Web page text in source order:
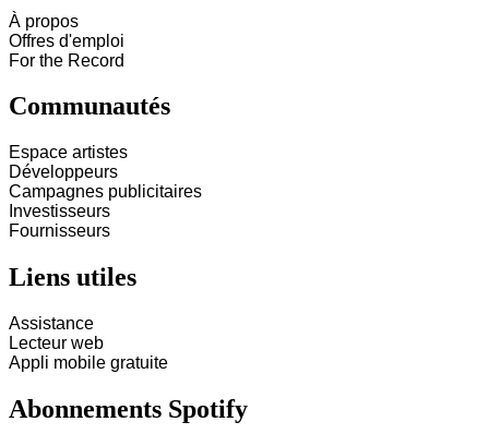
À propos
Offres d'emploi
For the Record
Communautés
Espace artistes
Développeurs
Campagnes publicitaires
Investisseurs
Fournisseurs
Liens utiles
Assistance
Lecteur web
Appli mobile gratuite
Abonnements Spotify